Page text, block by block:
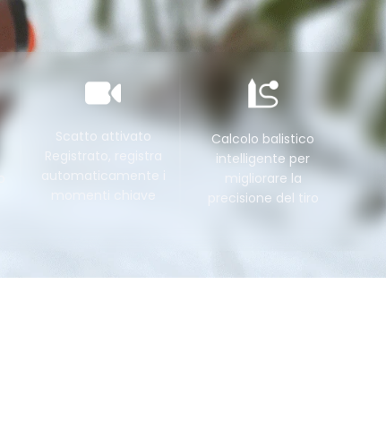
Scatto attivato
automaticamente i
Calcolo balistico
intelligente per
migliorare la
precisione del tiro